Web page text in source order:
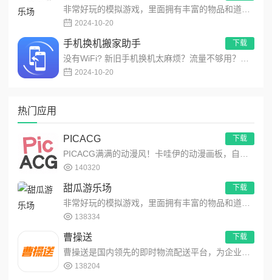
2024-10-20
手机换机搬家助手
2024-10-20
下载
热门应用
PICACG
140320
下载
甜瓜游乐场
138334
下载
曹操送
138204
下载